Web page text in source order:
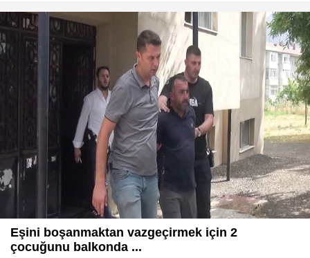
Eşini boşanmaktan vazgeçirmek için 2
çocuğunu balkonda ...